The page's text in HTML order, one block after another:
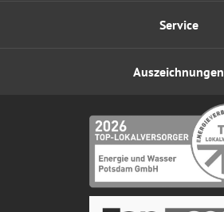
Service
Auszeichnungen